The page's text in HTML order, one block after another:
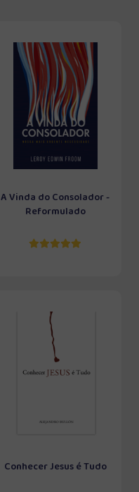
A Vinda do Consolador -
Reformulado
Conhecer Jesus é Tudo